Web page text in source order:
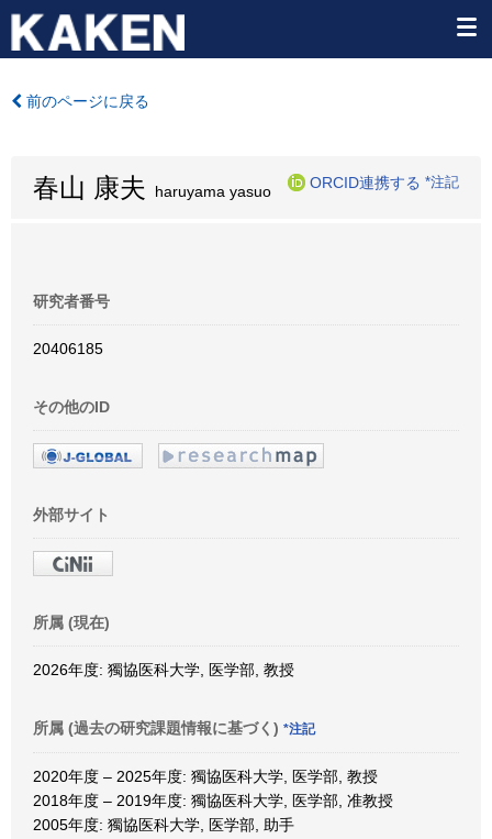
前のページに戻る
春山 康夫 haruyama yasuo
ORCID連携する *注記
研究者番号
20406185
その他のID
外部サイト
所属 (現在)
2026年度: 獨協医科大学, 医学部, 教授
所属 (過去の研究課題情報に基づく) *注記
2020年度 – 2025年度: 獨協医科大学, 医学部, 教授
2018年度 – 2019年度: 獨協医科大学, 医学部, 准教授
2005年度: 獨協医科大学, 医学部, 助手